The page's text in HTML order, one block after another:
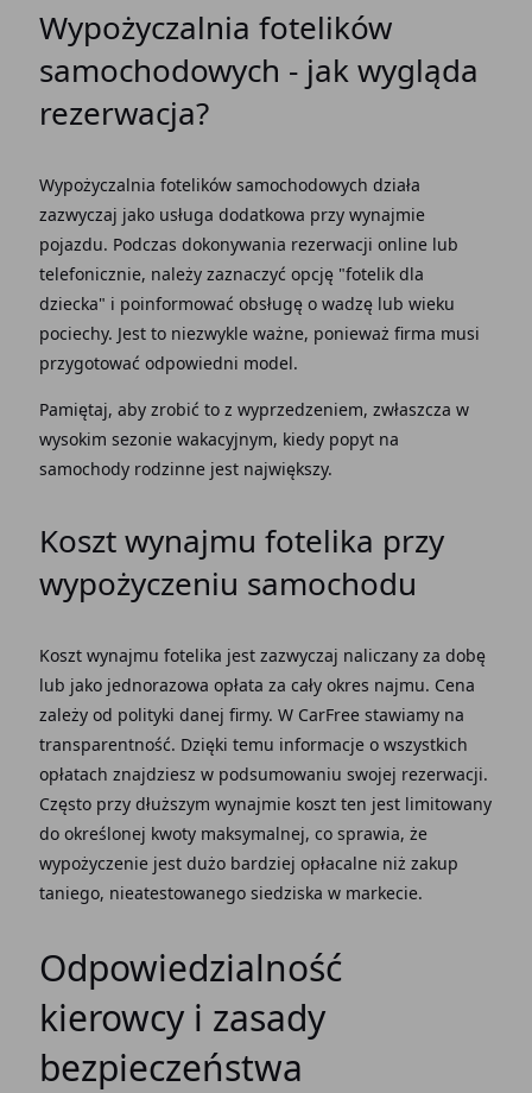
Wypożyczalnia fotelików
samochodowych - jak wygląda
rezerwacja?
Wypożyczalnia fotelików samochodowych działa
zazwyczaj jako usługa dodatkowa przy wynajmie
pojazdu. Podczas dokonywania rezerwacji online lub
telefonicznie, należy zaznaczyć opcję "fotelik dla
dziecka" i poinformować obsługę o wadzę lub wieku
pociechy. Jest to niezwykle ważne, ponieważ firma musi
przygotować odpowiedni model.
Pamiętaj, aby zrobić to z wyprzedzeniem, zwłaszcza w
wysokim sezonie wakacyjnym, kiedy popyt na
samochody rodzinne jest największy.
Koszt wynajmu fotelika przy
wypożyczeniu samochodu
Koszt wynajmu fotelika jest zazwyczaj naliczany za dobę
lub jako jednorazowa opłata za cały okres najmu. Cena
zależy od polityki danej firmy. W CarFree stawiamy na
transparentność. Dzięki temu informacje o wszystkich
opłatach znajdziesz w podsumowaniu swojej rezerwacji.
Często przy dłuższym wynajmie koszt ten jest limitowany
do określonej kwoty maksymalnej, co sprawia, że
wypożyczenie jest dużo bardziej opłacalne niż zakup
taniego, nieatestowanego siedziska w markecie.
Odpowiedzialność
kierowcy i zasady
bezpieczeństwa